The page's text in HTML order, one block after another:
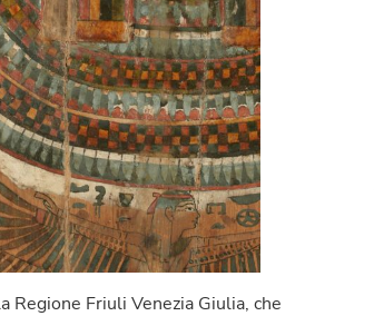
Regione Friuli Venezia Giulia, che